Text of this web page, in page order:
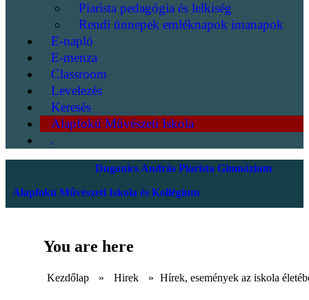
Piarista pedagógia és lelkiség
Rendi ünnepek emléknapok imanapok
E-napló
E-menza
Classroom
Levelezés
Keresés
Alapfokú Művészeti Iskola
.
Dugonics András Piarista Gimnázium
Alapfokú Művészeti Iskola és Kollégium
You are here
Kezdőlap » Hirek » Hírek, események az iskola